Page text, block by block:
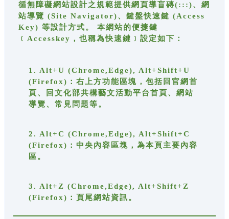
循無障礙網站設計之規範提供網頁導盲磚(:::)、網
站導覽 (Site Navigator)、鍵盤快速鍵 (Access
Key) 等設計方式。 本網站的便捷鍵
﹝Accesskey，也稱為快速鍵﹞設定如下：
1. Alt+U (Chrome,Edge), Alt+Shift+U
(Firefox)：右上方功能區塊，包括回官網首
頁、回文化部共構藝文活動平台首頁、網站
導覽、常見問題等。
2. Alt+C (Chrome,Edge), Alt+Shift+C
(Firefox)：中央內容區塊，為本頁主要內容
區。
3. Alt+Z (Chrome,Edge), Alt+Shift+Z
(Firefox)：頁尾網站資訊。